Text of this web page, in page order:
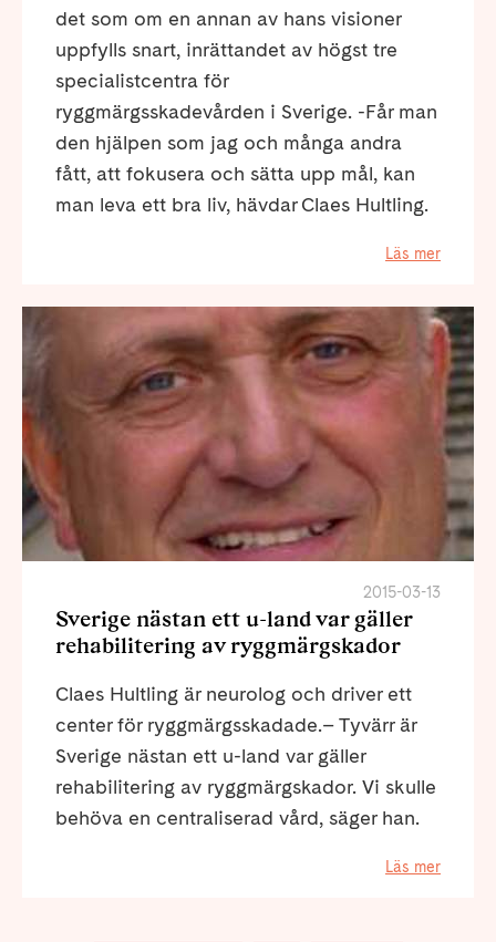
det som om en annan av hans visioner
uppfylls snart, inrättandet av högst tre
specialistcentra för
ryggmärgsskadevården i Sverige. -Får man
den hjälpen som jag och många andra
fått, att fokusera och sätta upp mål, kan
man leva ett bra liv, hävdar Claes Hultling.
Läs mer
2015-03-13
Sverige nästan ett u-land var gäller
rehabilitering av ryggmärgskador
Claes Hultling är neurolog och driver ett
center för ryggmärgsskadade.– Tyvärr är
Sverige nästan ett u-land var gäller
rehabilitering av ryggmärgskador. Vi skulle
behöva en centraliserad vård, säger han.
Läs mer